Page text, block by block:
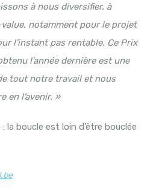
à nous diversifier, à
notamment pour le projet
l’instant pas rentable. Ce Prix
l’année dernière est une
tout notre travail et nous
en l’avenir. »
la boucle est loin d’être bouclée